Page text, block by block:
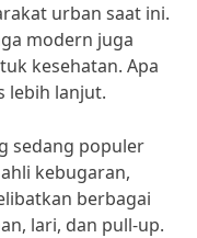
urban saat ini.
modern juga
kesehatan. Apa
lebih lanjut.
sedang populer
kebugaran,
berbagai
lari, dan pull-up.